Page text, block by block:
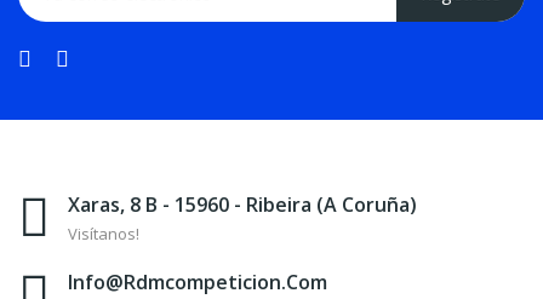
Xaras, 8 B - 15960 - Ribeira (A Coruña)
Visítanos!
Info@rdmcompeticion.com